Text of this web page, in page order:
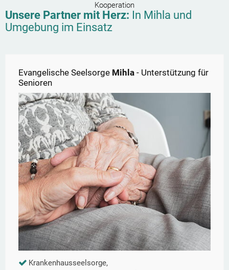
Kooperation
Unsere Partner mit Herz: In Mihla und
Umgebung im Einsatz
Evangelische Seelsorge Mihla - Unterstützung für
Senioren
Krankenhausseelsorge,